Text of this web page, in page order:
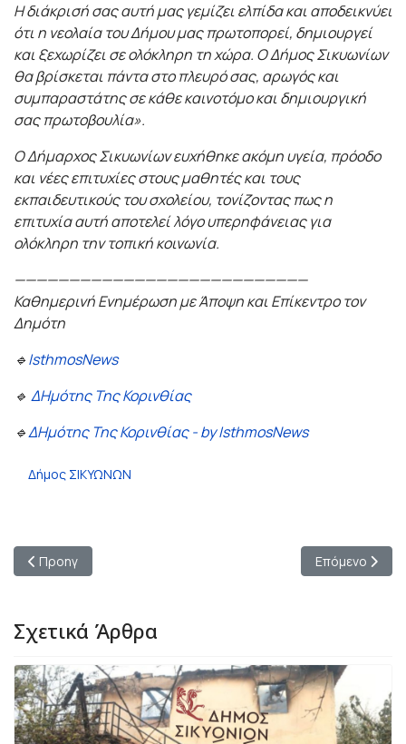
Η διάκρισή σας αυτή μας γεμίζει ελπίδα και αποδεικνύει
ότι η νεολαία του Δήμου μας πρωτοπορεί, δημιουργεί
και ξεχωρίζει σε ολόκληρη τη χώρα. Ο Δήμος Σικυωνίων
θα βρίσκεται πάντα στο πλευρό σας, αρωγός και
συμπαραστάτης σε κάθε καινοτόμο και δημιουργική
σας πρωτοβουλία».
Ο Δήμαρχος Σικυωνίων ευχήθηκε ακόμη υγεία, πρόοδο
και νέες επιτυχίες στους μαθητές και τους
εκπαιδευτικούς του σχολείου, τονίζοντας πως η
επιτυχία αυτή αποτελεί λόγο υπερηφάνειας για
ολόκληρη την τοπική κοινωνία.
———————————————————————————
Καθημερινή Ενημέρωση με Άποψη και Επίκεντρο τον
Δημότη
🔹IsthmosNews
🔹 ΔΗμότης Της Κορινθίας
🔹ΔΗμότης Της Κορινθίας - by IsthmosNews
Δήμος ΣΙΚΥΩΝΩΝ
Προηγούμενο άρθρο: «Μαθήματα βυθού» στο Λουτράκι:
Προηγ Επόμενο
Επόμενο
Σχετικά Άρθρα